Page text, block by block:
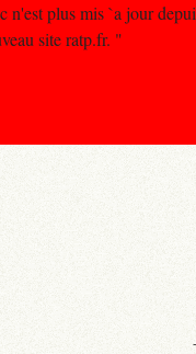
n'est plus mis `a jour
site ratp.fr. "